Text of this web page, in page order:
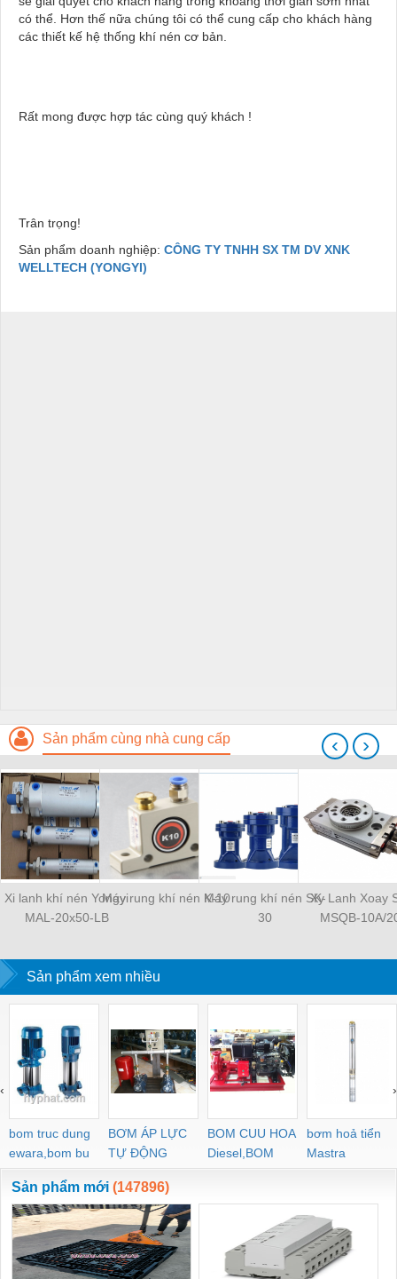
có thể. Hơn thế nữa chúng tôi có thể cung cấp cho khách hàng
các thiết kế hệ thống khí nén cơ bản.
Rất mong được hợp tác cùng quý khách !
Trân trọng!
Sản phẩm doanh nghiệp: CÔNG TY TNHH SX TM DV XNK
WELLTECH (YONGYI)
Sản phẩm cùng nhà cung cấp
Xi lanh khí nén Yongyi
MAL-20x50-LB
Máy rung khí nén K-10Máy rung khí nén SK-
30
Xy Lanh Xoay
MSQB-10A/
‹ ›
Sản phẩm xem nhiều
bom truc dung
ewara,bom bu
ewara
BƠM ÁP LỰC
TỰ ĐỘNG
BOM CUU HOA
Diesel,BOM
CHUA CHAY
bơm hoả tiển
Mastra
‹ ›
Sản phẩm mới (147896)